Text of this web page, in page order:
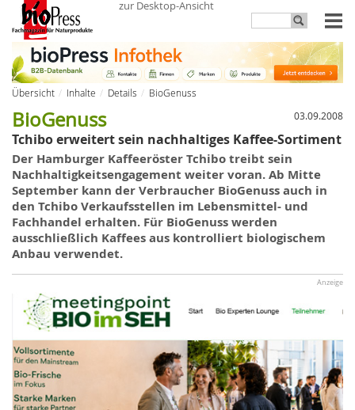
zur Desktop-Ansicht
Übersicht Inhalte Details
BioGenuss
03.09.2008
BioGenuss
Tchibo erweitert sein nachhaltiges Kaffee-Sortiment
Der Hamburger KaffeerösterTchibotreibt sein
Nachhaltigkeitsengagement weiter voran.Ab Mitte
September kann der Verbraucher BioGenuss auch in
den Tchibo Verkaufsstellen im Lebensmittel- und
Fachhandel erhalten. Für BioGenusswerden
ausschließlich Kaffees aus kontrolliert biologischem
Anbau verwendet.
Anzeige